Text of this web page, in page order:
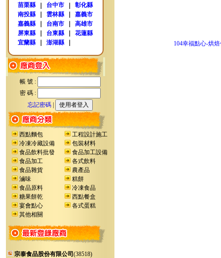
苗栗縣
台中市
彰化縣
南投縣
雲林縣
嘉義市
嘉義縣
台南市
高雄市
屏東縣
台東縣
花蓮縣
宜蘭縣
澎湖縣
帳 號 :
密 碼 :
忘記密碼
西點麵包
工程設計施工
冷凍冷藏設備
包裝材料
食品飲料批發
食品加工設備
食品加工
各式飲料
食品雜貨
農產品
滷味
糕餅
食品原料
冷凍食品
糖果餅乾
西點餐盒
宴會點心
各式蛋糕
其他相關
宗泰食品股份有限公司 (38518)
104幸福點心-烘